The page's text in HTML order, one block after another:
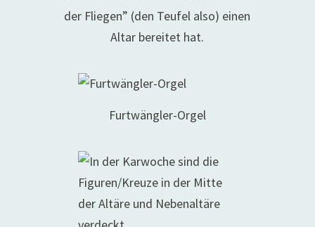
der Fliegen” (den Teufel also) einen
Altar bereitet hat.
Furtwängler-Orgel